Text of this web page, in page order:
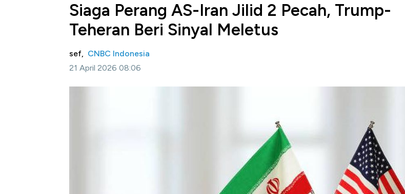
Siaga Perang AS-Iran Jilid 2 Pecah, Trump-
Teheran Beri Sinyal Meletus
sef, CNBC Indonesia
21 April 2026 08:06